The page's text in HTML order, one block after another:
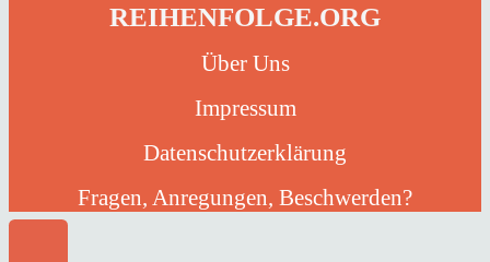
REIHENFOLGE.ORG
Über Uns
Impressum
Datenschutzerklärung
Fragen, Anregungen, Beschwerden?